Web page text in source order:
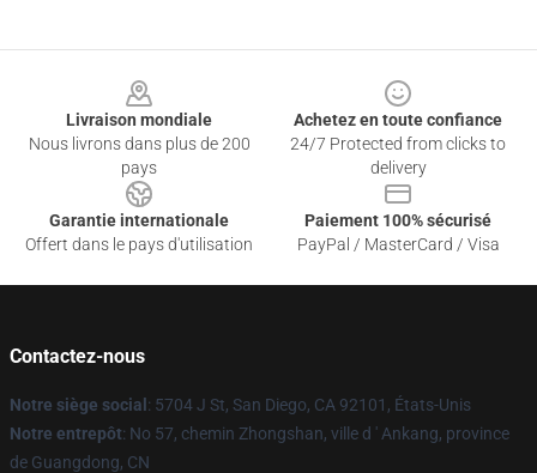
Livraison mondiale
Nous livrons dans plus de 200
pays
Achetez en toute confiance
24/7 Protected from clicks to
delivery
Garantie internationale
Offert dans le pays d'utilisation
Paiement 100% sécurisé
PayPal / MasterCard / Visa
Contactez-nous
Notre siège social : 5704 J St, San Diego, CA 92101, États-Unis
Notre entrepôt: No 57, chemin Zhongshan, ville d ' Ankang, province
de Guangdong, CN